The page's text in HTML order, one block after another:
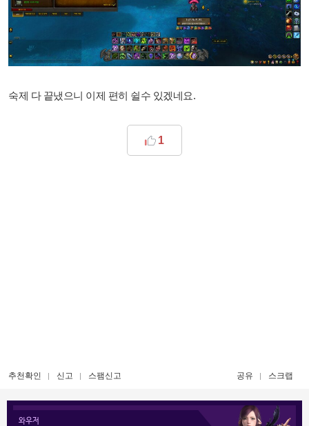
숙제 다 끝냈으니 이제 편히 쉴수 있겠네요.
1
추천확인 신고 스팸신고 공유 스크랩
와우저